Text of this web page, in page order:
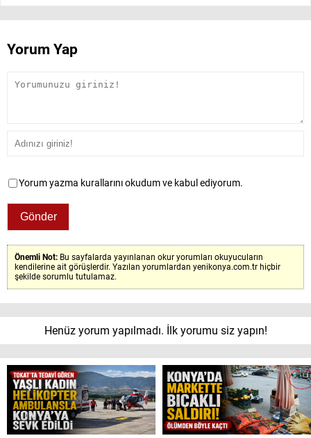
Yorum Yap
Yorum yazma kurallarını okudum ve kabul ediyorum.
Önemli Not: Bu sayfalarda yayınlanan okur yorumları okuyucuların
kendilerine ait görüşlerdir. Yazılan yorumlardan yenikonya.com.tr hiçbir
şekilde sorumlu tutulamaz.
Henüz yorum yapılmadı. İlk yorumu siz yapın!